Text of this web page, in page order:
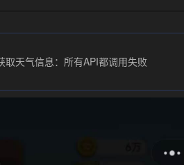
取天气信息：所有API都调用失败